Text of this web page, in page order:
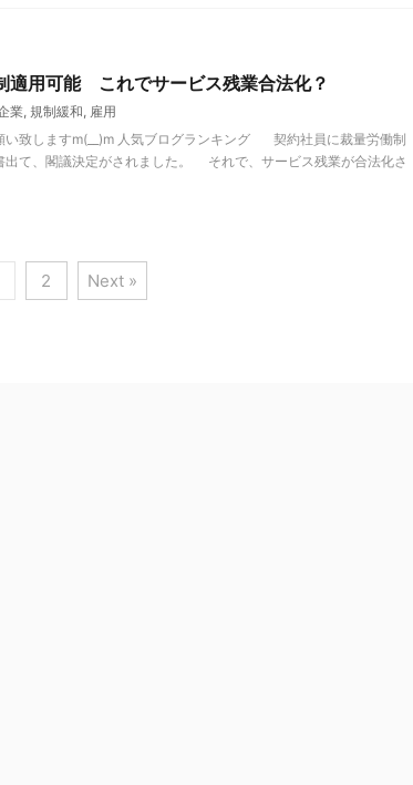
適用可能 これでサービス残業合法化？
業, 規制緩和, 雇用
い致しますm(__)m 人気ブログランキング 契約社員に裁量労働制
出て、閣議決定がされました。 それで、サービス残業が合法化さ
2 Next »